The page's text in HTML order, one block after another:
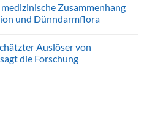
Zusammenhang
und Dünndarmflora
Auslöser von
die Forschung